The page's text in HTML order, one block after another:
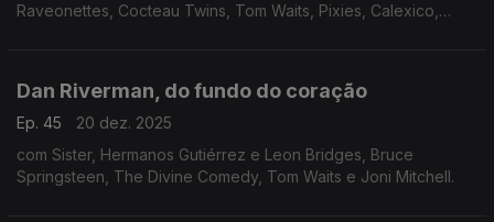
Raveonettes, Cocteau Twins, Tom Waits, Pixies, Calexico,
Dan Riverman, do fundo do coração
Ep. 45
20 dez. 2025
com Sister, Hermanos Gutiérrez e Leon Bridges, Bruce
Springsteen, The Divine Comedy, Tom Waits e Joni Mitchell.